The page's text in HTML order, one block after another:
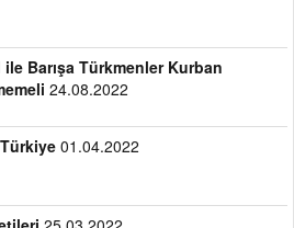
ile Barışa Türkmenler Kurban
24.08.2022
01.04.2022